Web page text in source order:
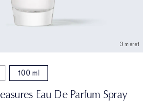
3 méret
100 ml
Eau De Parfum Spray